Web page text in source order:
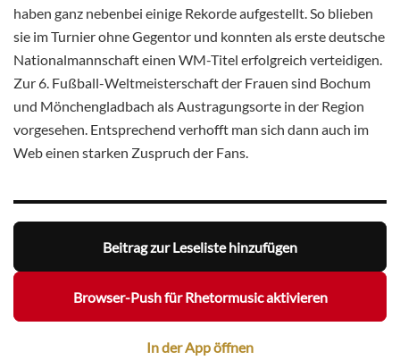
haben ganz nebenbei einige Rekorde aufgestellt. So blieben
sie im Turnier ohne Gegentor und konnten als erste deutsche
Nationalmannschaft einen WM-Titel erfolgreich verteidigen.
Zur 6. Fußball-Weltmeisterschaft der Frauen sind Bochum
und Mönchengladbach als Austragungsorte in der Region
vorgesehen. Entsprechend verhofft man sich dann auch im
Web einen starken Zuspruch der Fans.
Beitrag zur Leseliste hinzufügen
Browser-Push für Rhetormusic aktivieren
In der App öffnen